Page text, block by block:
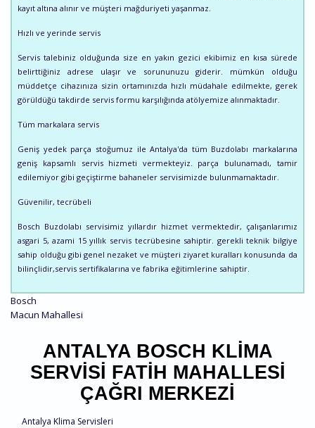
kayıt altına alınır ve müşteri mağduriyeti yaşanmaz.
Hızlı ve yerinde servis
Servis talebiniz olduğunda size en yakın gezici ekibimiz en kısa sürede
belirttiğiniz adrese ulaşır ve sorununuzu giderir. mümkün olduğu
müddetçe cihazınıza sizin ortamınızda hızlı müdahale edilmekte, gerek
görüldüğü takdirde servis formu karşılığında atölyemize alınmaktadır.
Tüm markalara servis
Geniş yedek parça stoğumuz ile Antalya'da tüm Buzdolabı markalarına
geniş kapsamlı servis hizmeti vermekteyiz. parça bulunamadı, tamir
edilemiyor gibi geçiştirme bahaneler servisimizde bulunmamaktadır.
Güvenilir, tecrübeli
Bosch Buzdolabı servisimiz yıllardır hizmet vermektedir, çalışanlarımız
asgari 5, azami 15 yıllık servis tecrübesine sahiptir. gerekli teknik bilgiye
sahip olduğu gibi genel nezaket ve müşteri ziyaret kuralları konusunda da
bilinçlidir,servis sertifikalarına ve fabrika eğitimlerine sahiptir.
Bosch
Macun Mahallesi
ANTALYA BOSCH KLIMA
SERVISI FATIH MAHALLESI
ÇAĞRI MERKEZI
Antalya Klima Servisleri